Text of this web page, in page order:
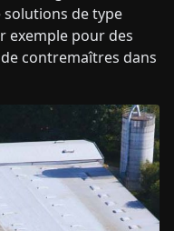
de type
exemple pour des
contremaîtres dans